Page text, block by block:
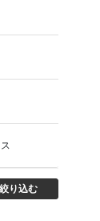
絞り込む